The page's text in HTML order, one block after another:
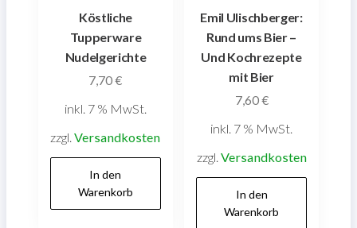
Köstliche
Tupperware
Nudelgerichte
7,70€
inkl. 7 % MwSt.
zzgl.Versandkosten
In den
Warenkorb
Emil Ulischberger:
Rund ums Bier –
Und Kochrezepte
mit Bier
7,60€
inkl. 7 % MwSt.
zzgl. Versandkosten
In den
Warenkorb